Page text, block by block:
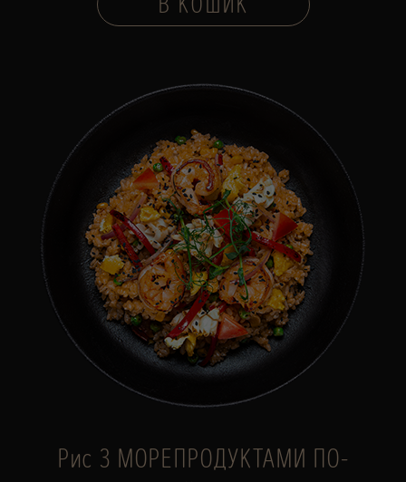
В КОШИК
Рис З МОРЕПРОДУКТАМИ ПО-